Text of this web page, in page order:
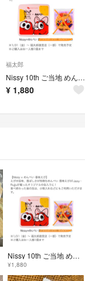
福太郎
Nissy 10th ご当地 めんべい缶 福岡 ニッシー 缶のみ
¥ 1,880
Nissy 10th ご当地 めんべい缶 福岡 ニッシー 缶のみ
¥1,880